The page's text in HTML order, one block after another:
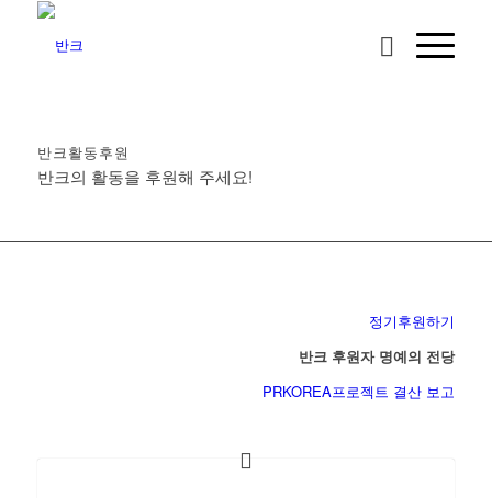
반크활동후원
반크의 활동을 후원해 주세요!
정기후원하기
반크 후원자 명예의 전당
PRKOREA프로젝트 결산 보고